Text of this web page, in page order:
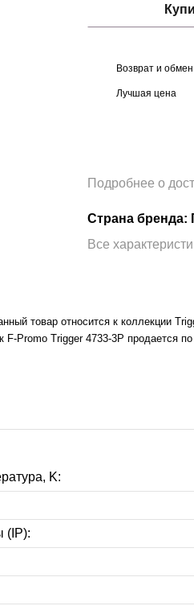
Возврат и обмен
Лучшая цена
Подробнее о
Страна бренда:
Все
товар относится к коллекции
Promo Trigger 4733-3P продается
K:
(IP):